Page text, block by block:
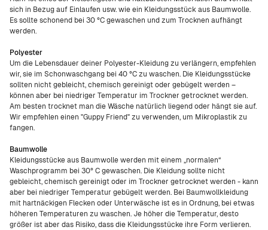
sich in Bezug auf Einlaufen usw. wie ein Kleidungsstück aus Baumwolle.
Es sollte schonend bei 30 °C gewaschen und zum Trocknen aufhängt
werden.
Polyester
Um die Lebensdauer deiner Polyester-Kleidung zu verlängern, empfehlen
wir, sie im Schonwaschgang bei 40 °C zu waschen. Die Kleidungsstücke
sollten nicht gebleicht, chemisch gereinigt oder gebügelt werden –
können aber bei niedriger Temperatur im Trockner getrocknet werden.
Am besten trocknet man die Wäsche natürlich liegend oder hängt sie auf.
Wir empfehlen einen "Guppy Friend" zu verwenden, um Mikroplastik zu
fangen.
Baumwolle
Kleidungsstücke aus Baumwolle werden mit einem „normalen“
Waschprogramm bei 30° C gewaschen. Die Kleidung sollte nicht
gebleicht, chemisch gereinigt oder im Trockner getrocknet werden - kann
aber bei niedriger Temperatur gebügelt werden. Bei Baumwollkleidung
mit hartnäckigen Flecken oder Unterwäsche ist es in Ordnung, bei etwas
höheren Temperaturen zu waschen. Je höher die Temperatur, desto
größer ist aber das Risiko, dass die Kleidungsstücke ihre Form verlieren.